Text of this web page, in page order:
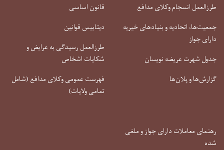
طرزالعمل انسجام وکلای مدافع
جمعیت‌ها، اتحادیه و بنیادهای خیریه
دارای جواز
جدول شهرت عریضه نویسان
گزارش‌ها و پلان‌ها
قانون اساسی
دیتابیس قوانین
طرزالعمل رسیدگی به عرایض و
شکایات اشخاص
فهرست عمومی وکلای مدافع (شامل
تمامی ولایات)
رهنمای معاملات دارای جواز و ملغی
شده